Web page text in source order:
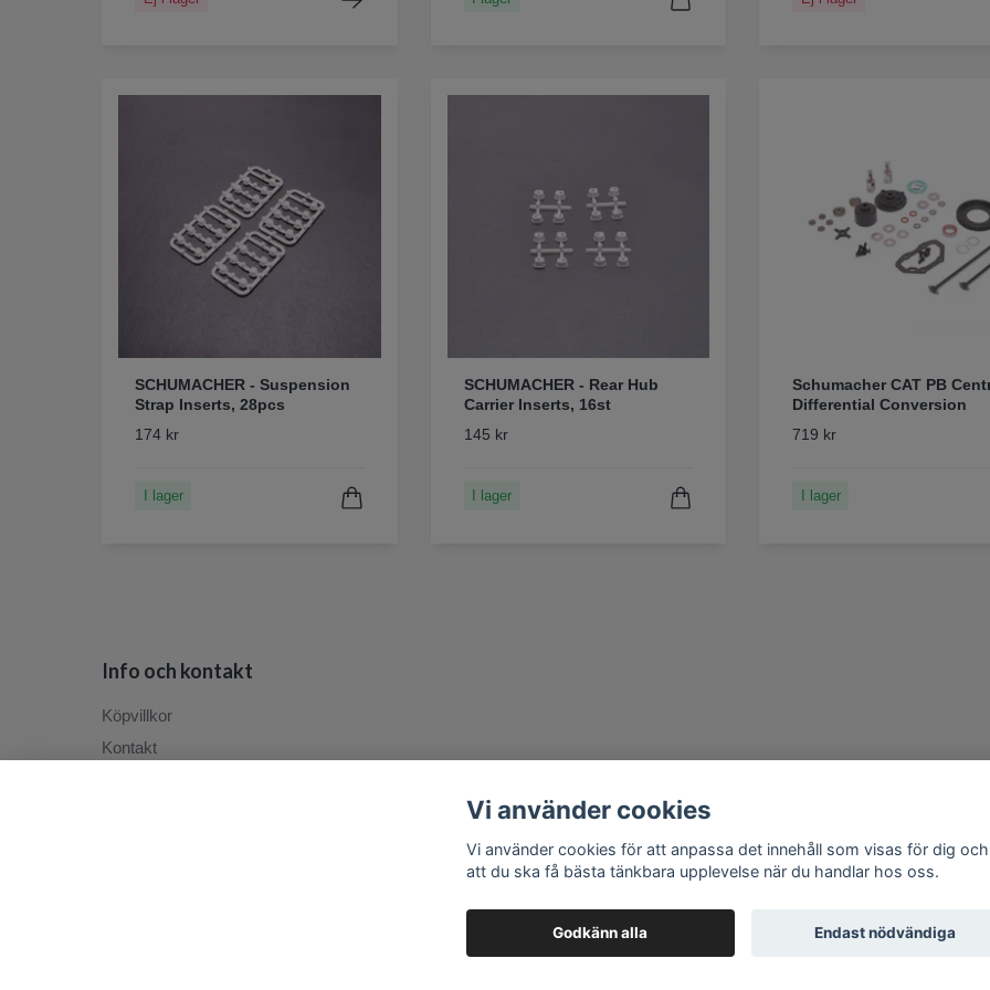
SCHUMACHER - Suspension
Strap Inserts, 28pcs
174 kr
I lager
SCHUMACHER - Rear Hub
Carrier Inserts, 16st
145 kr
I lager
Schumacher CAT PB
Differential Conversion
719 kr
I lager
Info och kontakt
Köpvillkor
Kontakt
Vi använder cookies
Vi använder cookies för att anpassa det innehåll som visas för dig
att du ska få bästa tänkbara upplevelse när du handlar hos oss.
Godkänn alla Endast nödvändiga